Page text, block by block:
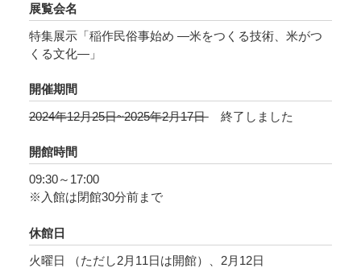
ら、農具を中心とした技術伝承や農耕儀礼、穀
霊（こくれい）信仰に関わる資料を紹介し、人
びとがどのように稲作に向き合ってきたのかに
ついてたどります。
みなさまにとって、本展示が稲作とその文化に
ついて振り返る「事始め」となることを願って
います。
展覧会名
特集展示「稲作民俗事始め ―米をつくる技術、米がつ
くる文化―」
開催期間
2024年12月25日~2025年2月17日
終了しました
開館時間
09:30～17:00
※入館は閉館30分前まで
休館日
火曜日 （ただし2月11日は開館）、2月12日